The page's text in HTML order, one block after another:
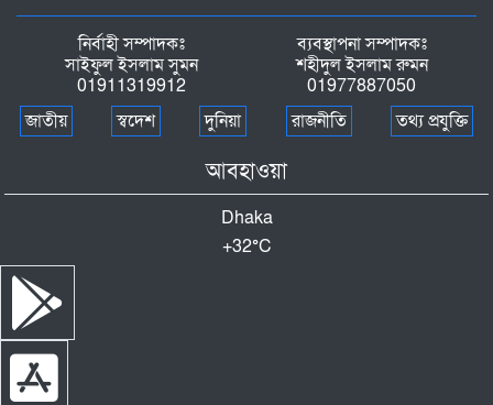
নির্বাহী সম্পাদকঃ
সাইফুল ইসলাম সুমন
01911319912
ব্যবস্থাপনা সম্পাদকঃ
শহীদুল ইসলাম রুমন
01977887050
জাতীয়
স্বদেশ দুনিয়া রাজনীতি তথ্য প্রযুক্তি
আবহাওয়া
Dhaka
+32°C